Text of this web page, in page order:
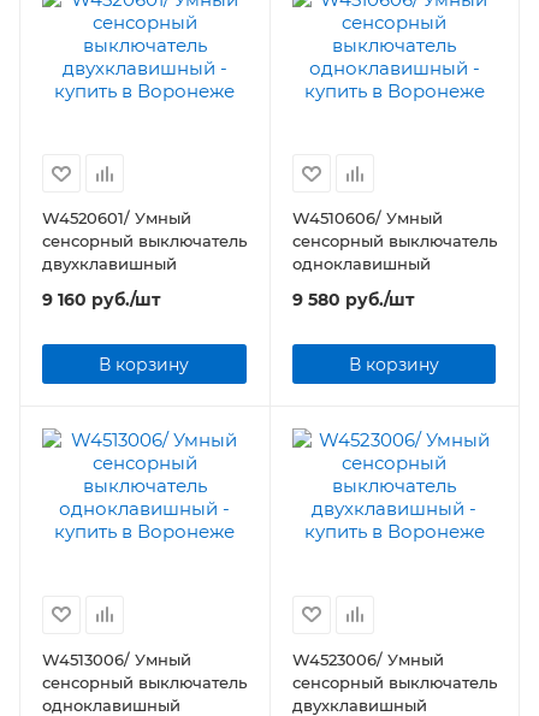
W4520601/ Умный
сенсорный выключатель
двухклавишный
9 160 руб./шт
В корзину
W4510606/ Умный
cенсорный выключатель
одноклавишный
9 580 руб./шт
В корзину
W4513006/ Умный
сенсорный выключатель
одноклавишный
W4523006/ Умный
сенсорный выключатель
двухклавишный